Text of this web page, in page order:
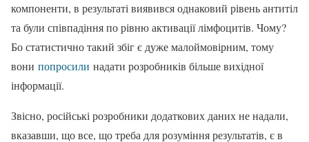
компоненти, в результаті виявився однаковий рівень антитіл
та були співпадіння по рівню активації лімфоцитів. Чому?
Бо статистично такий збіг є дуже малоймовірним, тому
вони попросили надати розробників більше вихідної
інформації.
Звісно, російські розробники додаткових даних не надали,
вказавши, що все, що треба для розуміння результатів, є в